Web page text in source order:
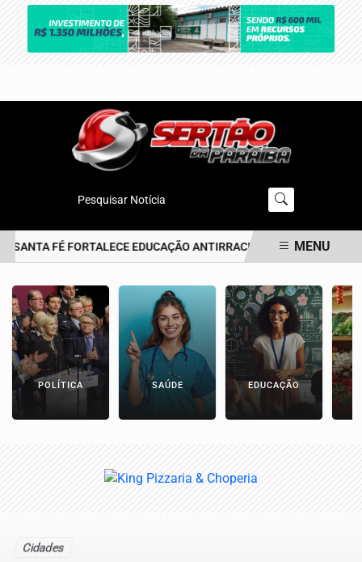
Pesquisar Notícia
SANTA FÉ FORTALECE EDUCAÇÃO ANTIRRACISTA DESDE AMENU
POLÍTICA SAÚDE EDUCAÇÃO
Cidades